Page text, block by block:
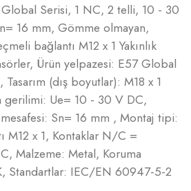
Global Serisi, 1 NC, 2 telli, 10 - 30
16 mm, Gömme olmayan,
bağlantı M12 x 1 Yakınlık
Ürün yelpazesi: E57 Global
(dış boyutlar): M18 x 1
gerilimi: Ue= 10 - 30 V DC,
Sn= 16 mm , Montaj tipi:
M12 x 1, Kontaklar N/C =
Malzeme: Metal, Koruma
Standartlar: IEC/EN 60947-5-2